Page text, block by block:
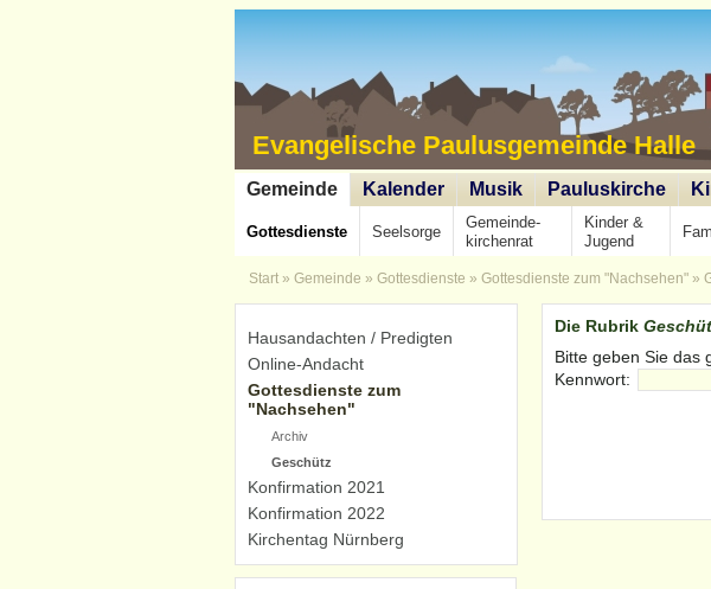
Evangelische Paulusgemeinde Halle
Gemeinde Kalender Musik Pauluskirche
Gottesdienste Seelsorge
Gemeinde-
kirchenrat
Kinder &
Jugend
Start» Gemeinde » Gottesdienste » Gottesdienste zum "Nachsehen"»
Hausandachten / Predigten
Online-Andacht
Gottesdienste zum
"Nachsehen"
Archiv
Geschütz
Konfirmation 2021
Konfirmation 2022
Kirchentag Nürnberg
Die Rubrik
Bitte geben Sie das
Kennwort: